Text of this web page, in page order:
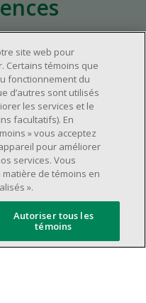
pertinente
de détail.
à un poste de
(quarts de
de semaine).
efficacement son
en matière de
bon esprit
site web pour
Certains témoins que
fonctionnement du
d’autres sont utilisés
les services et le
facultatifs). En
» vous acceptez
pour améliorer
services. Vous
de témoins en
».
Autoriser tous les
témoins